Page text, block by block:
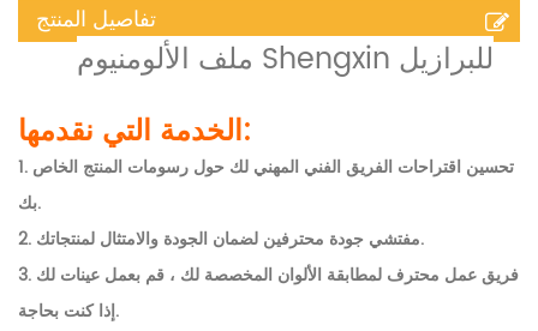
تفاصيل المنتج
ملف الألومنيوم Shengxin للبرازيل
الخدمة التي نقدمها:
1. تحسين اقتراحات الفريق الفني المهني لك حول رسومات المنتج الخاص
بك.
2. مفتشي جودة محترفين لضمان الجودة والامتثال لمنتجاتك.
3. فريق عمل محترف لمطابقة الألوان المخصصة لك ، قم بعمل عينات لك
إذا كنت بحاجة.